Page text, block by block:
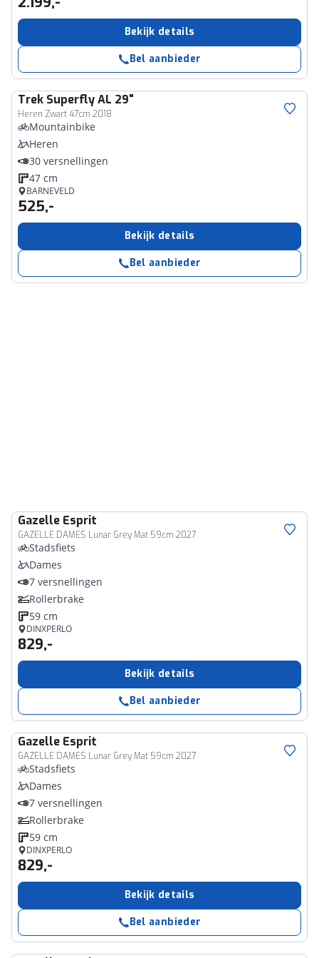
Bekijk details
Bel aanbieder
Trek Superfly AL 29"
Heren Zwart 47cm 2018
Mountainbike
Heren
30 versnellingen
47 cm
BARNEVELD
525,-
Bekijk details
Bel aanbieder
Gazelle Esprit
GAZELLE DAMES Lunar Grey Mat 59cm 2027
Stadsfiets
Dames
7 versnellingen
Rollerbrake
59 cm
DINXPERLO
829,-
Bekijk details
Bel aanbieder
Gazelle Esprit
GAZELLE DAMES Lunar Grey Mat 59cm 2027
Stadsfiets
Dames
7 versnellingen
Rollerbrake
59 cm
DINXPERLO
829,-
Bekijk details
Bel aanbieder